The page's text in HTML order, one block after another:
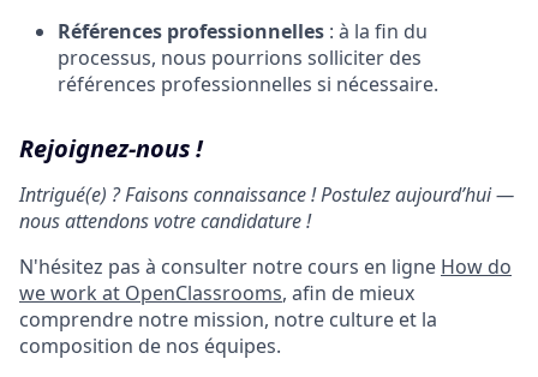
Références professionnelles : à la fin du
processus, nous pourrions solliciter des
références professionnelles si nécessaire.
Rejoignez-nous !
Intrigué(e) ? Faisons connaissance ! Postulez aujourd’hui —
nous attendons votre candidature !
N'hésitez pas à consulter notre cours en ligne How do
we work at OpenClassrooms, afin de mieux
comprendre notre mission, notre culture et la
composition de nos équipes.